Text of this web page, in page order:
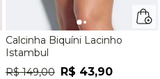
Calcinha Biquíni Lacinho
Istambul
R$ 149,00 R$ 43,90